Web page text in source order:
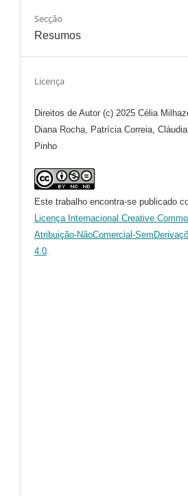
Secção
Resumos
Licença
Direitos de Autor (c) 2025 Célia
Diana Rocha, Patrícia Correia, Cláudia
Pinho
Este trabalho encontra-se publicado
Licença Internacional Creative
Atribuição-NãoComercial-
4.0